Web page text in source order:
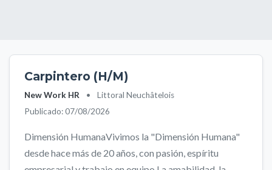
Carpintero (H/M)
New Work HR •
Littoral Neuchâtelois
Publicado: 07/08/2026
Dimensión HumanaVivimos la "Dimensión Humana"
desde hace más de 20 años, con pasión, espíritu